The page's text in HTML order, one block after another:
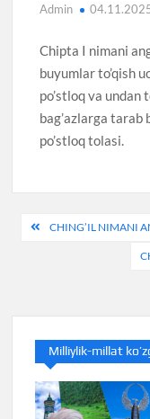
Admin
Chipta I nimani
buyumlar to’qish
po’stloq va undan
bag’azlarga tarab
po’stloq tolasi.
PostCHING’IL NIMANI
Milliylik-millat